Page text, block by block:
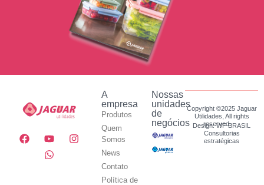
A
empresa
Produtos
Quem
Somos
News
Contato
Política de
Nossas
unidades
de
negócios
Copyright ©2025 Jaguar
Utilidades, All rights
reserved.
Design: WF BRASIL
Consultorias
estratégicas